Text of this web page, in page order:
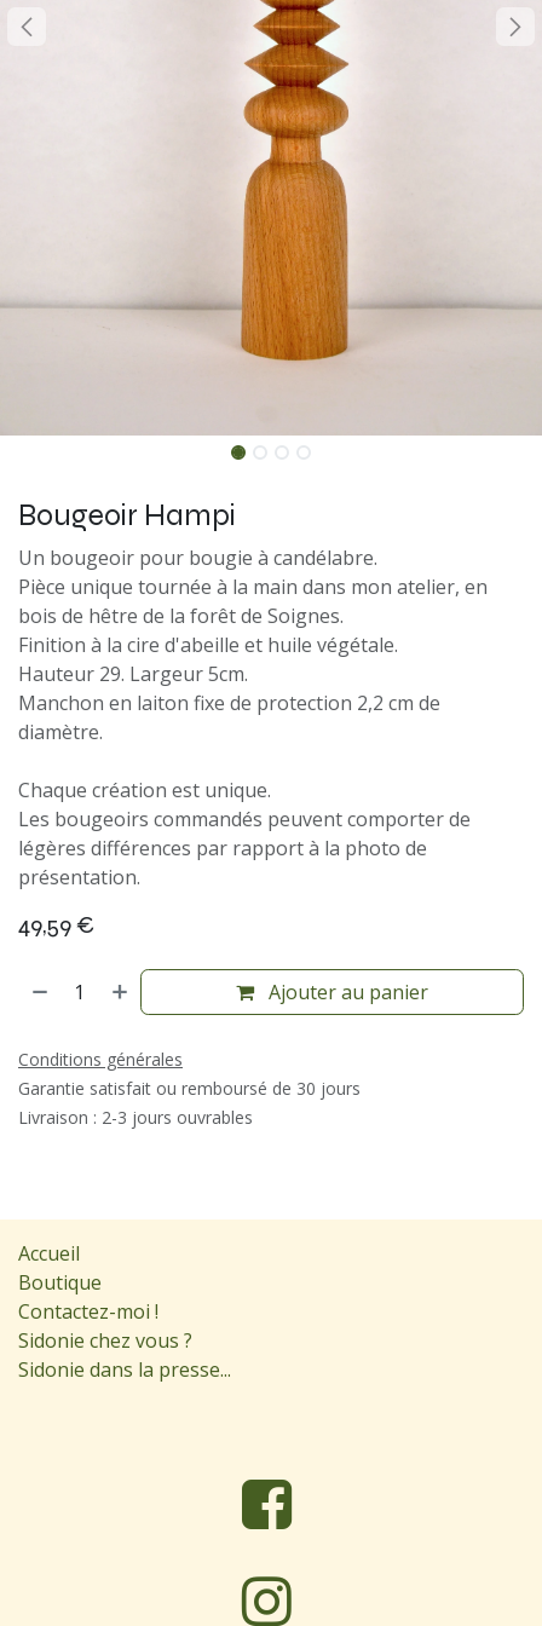
Bougeoir Hampi
Un bougeoir pour bougie à candélabre.
Pièce unique tournée à la main dans mon atelier, en
bois de hêtre de la forêt de Soignes.
Finition à la cire d'abeille et huile végétale.
Hauteur 29. Largeur 5cm.
Manchon en laiton fixe de protection 2,2 cm de
diamètre.
Chaque création est unique.
Les bougeoirs commandés peuvent comporter de
légères différences par rapport à la photo de
présentation.
49,59€
Ajouter au panier
Conditions générales
Garantie satisfait ou remboursé de 30 jours
Livraison : 2-3 jours ouvrables
Accueil
Boutique
Contactez-moi !
Sidonie chez vous ?
Sidonie dans la presse...